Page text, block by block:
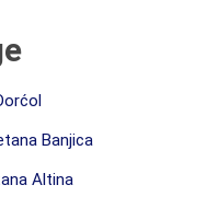
Banjica
Altina